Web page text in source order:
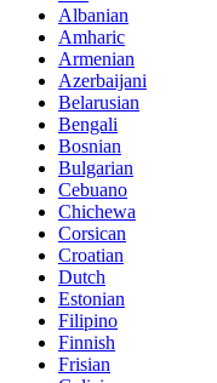
Albanian
Amharic
Armenian
Azerbaijani
Belarusian
Bengali
Bosnian
Bulgarian
Cebuano
Chichewa
Corsican
Croatian
Dutch
Estonian
Filipino
Finnish
Frisian